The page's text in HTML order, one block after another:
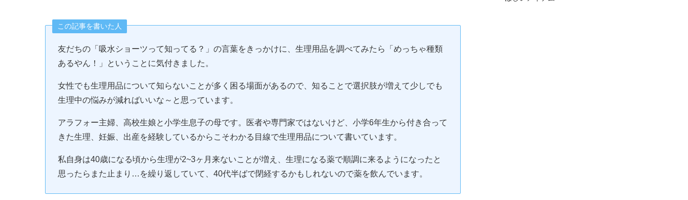
この記事を書いた人
友だちの「吸水ショーツって知ってる？」の言葉をきっかけに、生理用品を調べてみたら「めっちゃ種類
あるやん！」ということに気付きました。
女性でも生理用品について知らないことが多く困る場面があるので、知ることで選択肢が増えて少しでも
生理中の悩みが減ればいいな～と思っています。
アラフォー主婦、高校生娘と小学生息子の母です。医者や専門家ではないけど、小学6年生から付き合って
きた生理、妊娠、出産を経験しているからこそわかる目線で生理用品について書いています。
私自身は40歳になる頃から生理が2~3ヶ月来ないことが増え、生理になる薬で順調に来るようになったと
思ったらまた止まり…を繰り返していて、40代半ばで閉経するかもしれないので薬を飲んでいます。